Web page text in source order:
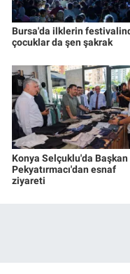
Bursa'da ilklerin
çocuklar da şen şakrak
Konya Selçuklu'da Başkan
Pekyatırmacı'dan esnaf
ziyareti